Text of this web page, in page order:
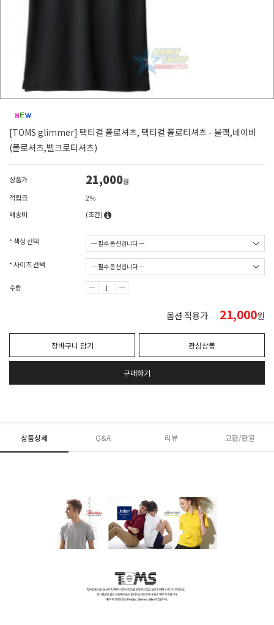
[TOMS glimmer] 택티컬 폴로셔츠, 택티컬 폴로티셔츠 - 블랙,네이비
(폴로셔츠,벨크로티셔츠)
상품가 21,000원
적립금
2%
배송비
(조건)
* 색상 선택
* 사이즈 선택
수량
옵션 적용가 21,000원
장바구니 담기 관심상품
구매하기
상품상세 Q&A 리뷰 교환/환불